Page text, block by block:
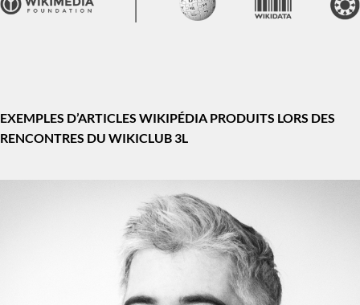
EXEMPLES D’ARTICLES WIKIPÉDIA PRODUITS LORS DES
RENCONTRES DU WIKICLUB 3L